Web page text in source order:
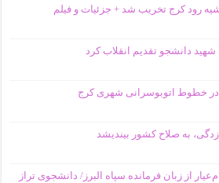
رود کرج تخریب شد + جزئیات و فیلم
به صلاح کشور بیندیشد
از زبان فرمانده سپاه البرز/ دانشجوی تراز